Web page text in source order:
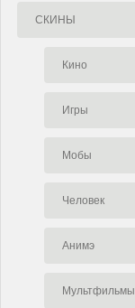
СКИНЫ
Кино
Игры
Мобы
Человек
Анимэ
Мультфильмы